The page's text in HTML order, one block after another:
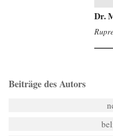
Dr.
Beiträge des Autors